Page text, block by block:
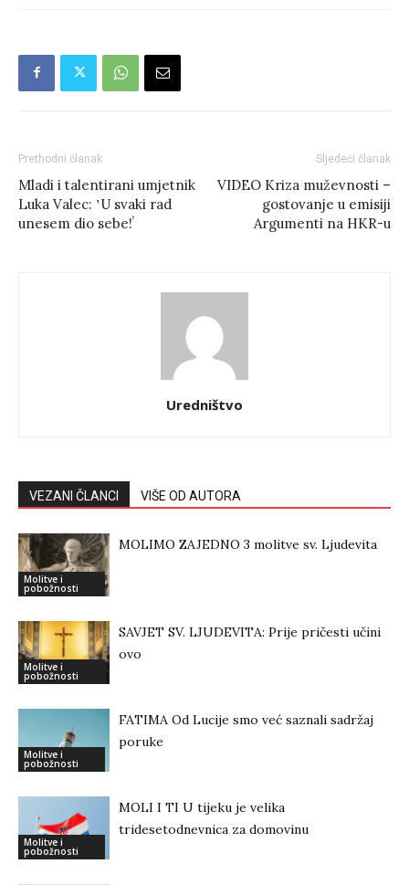
Prethodni članak
Mladi i talentirani umjetnik
Luka Valec: ʽU svaki rad
unesem dio sebe!ʼ
Sljedeći članak
VIDEO Kriza muževnosti –
gostovanje u emisiji
Argumenti na HKR-u
Uredništvo
VEZANI ČLANCI VIŠE OD AUTORA
Molitve i
pobožnosti
MOLIMO ZAJEDNO 3 molitve sv. Ljudevita
Molitve i
pobožnosti
SAVJET SV. LJUDEVITA: Prije pričesti učini
ovo
Molitve i
pobožnosti
FATIMA Od Lucije smo već saznali sadržaj
poruke
Molitve i
pobožnosti
MOLI I TI U tijeku je velika
tridesetodnevnica za domovinu